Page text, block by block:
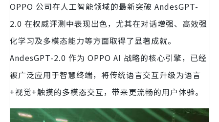
OPPO 公司在人工智能领域的最新突破 AndesGPT-
2.0 在权威评测中表现出色，尤其在对话增强、高效强
化学习及多模态能力等方面取得了显著成就。
AndesGPT-2.0 作为 OPPO AI 战略的核心引擎，已经
被广泛应用于智慧终端，将传统语言交互升级为语言
+视觉+触摸的多模态交互，带来更流畅的用户体验。